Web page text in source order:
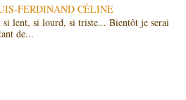
FERDINAND CÉLINE
si lent, si lourd, si triste... Bientôt je serai
de...